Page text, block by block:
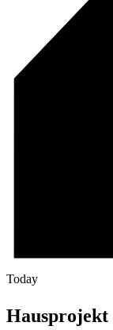
Today
Hausprojekt